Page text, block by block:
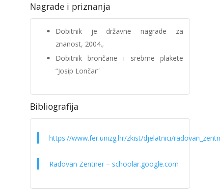
Nagrade i priznanja
Dobitnik je državne nagrade za
znanost, 2004.,
Dobitnik brončane i srebrne plakete
“Josip Lončar”
Bibliografija
https://www.fer.unizg.hr/zkist/djelatnici/
Radovan Zentner – schoolar.google.com